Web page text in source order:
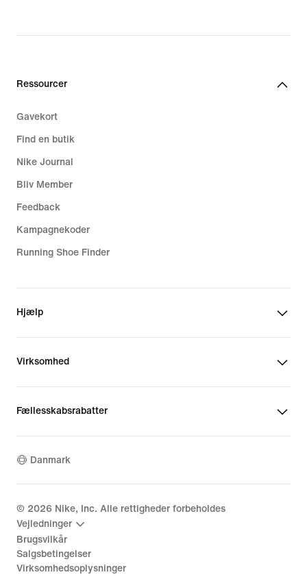
Ressourcer
Gavekort
Find en butik
Nike Journal
Bliv Member
Feedback
Kampagnekoder
Running Shoe Finder
Hjælp
Virksomhed
Fællesskabsrabatter
Danmark
© 2026 Nike, Inc. Alle rettigheder forbeholdes
Vejledninger
Brugsvilkår
Salgsbetingelser
Virksomhedsoplysninger